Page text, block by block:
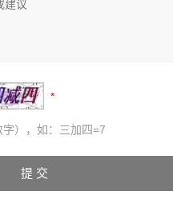
），如：三加四=7